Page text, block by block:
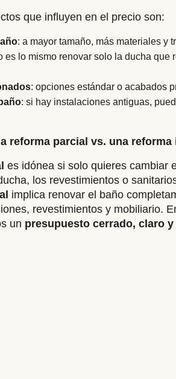
que influyen en el precio son:
: a mayor tamaño, más materiales y
es lo mismo renovar solo la ducha que
: opciones estándar o acabados
: si hay instalaciones antiguas,
reforma parcial vs. una reforma
es idónea si solo quieres cambiar
los revestimientos o
implica renovar el baño
revestimientos y mobiliario.
un presupuesto cerrado, claro y